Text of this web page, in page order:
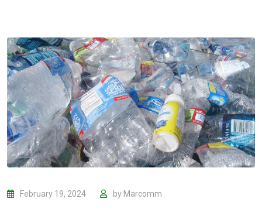
February 19, 2024 by Marcomm